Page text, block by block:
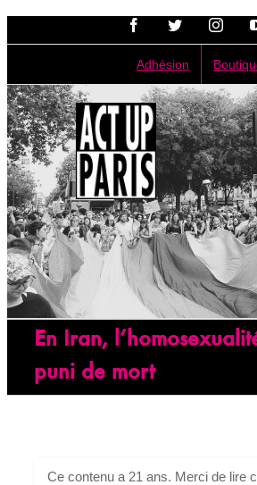
Passer
FacebookTwitter
Adhésion
En Iran,
puni de mort
Ce contenu a 21 ans. Merci de lire